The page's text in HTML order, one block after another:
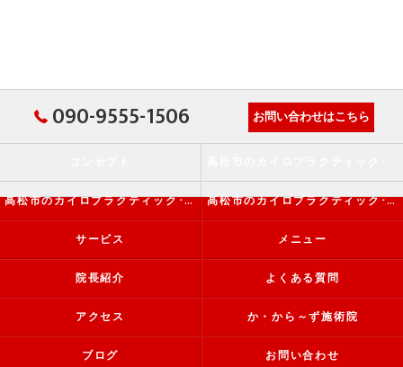
090-9555-1506 お問い合わせはこちら
高松市のカイロプラクティック･か・から～ず施術院の評判 高松市のカイロプラクティック･か・から～ず施術院のお客様の声
サービス メニュー
院長紹介 よくある質問
アクセス か・から～ず施術院
ブログ お問い合わせ